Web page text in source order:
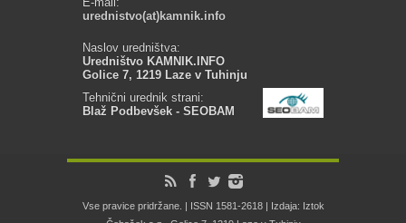
urednistvo(at)kamnik.info
Naslov uredništva:
Uredništvo KAMNIK.INFO
Golice 7, 1219 Laze v Tuhinju
Tehnični urednik strani:
Blaž Podbevšek - SEOBAM
Vse pravice pridržane. | ISSN 1581-2618 | Izdaja: Iztok